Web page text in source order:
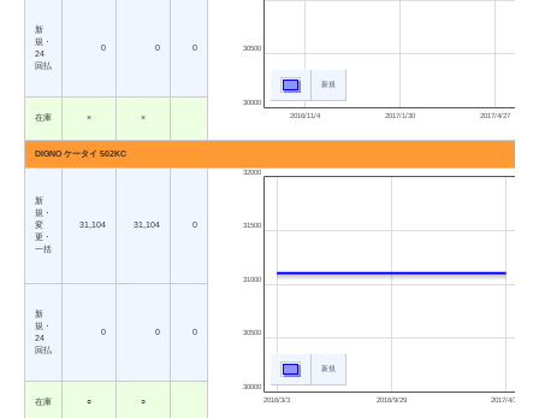
2016/11/4 2017/1/30 2017/4/27
30000
30500
新規
新
規・
24
回払
0 0 0
在庫 × ×
DIGNO ケータイ 502KC
新
規・
変
更・
一括
31,104 31,104 0
2016/3/3 2016/9/29 2017/4/27
30000
30500
31000
31500
32000
新規
新
規・
24
回払
0 0 0
在庫 ○ ○